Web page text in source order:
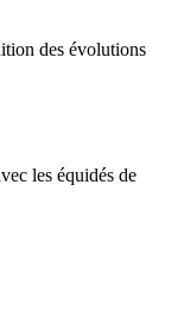
des évolutions
les équidés de